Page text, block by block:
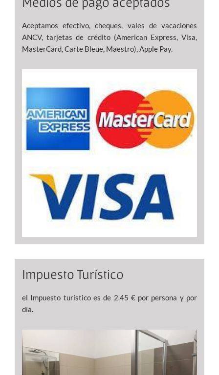
Aceptamos efectivo, cheques, vales de vacaciones
ANCV, tarjetas de crédito (American Express, Visa,
MasterCard, Carte Bleue, Maestro), Apple Pay.
Impuesto Turístico
el Impuesto turístico es de 2.45 € por persona y por
día.